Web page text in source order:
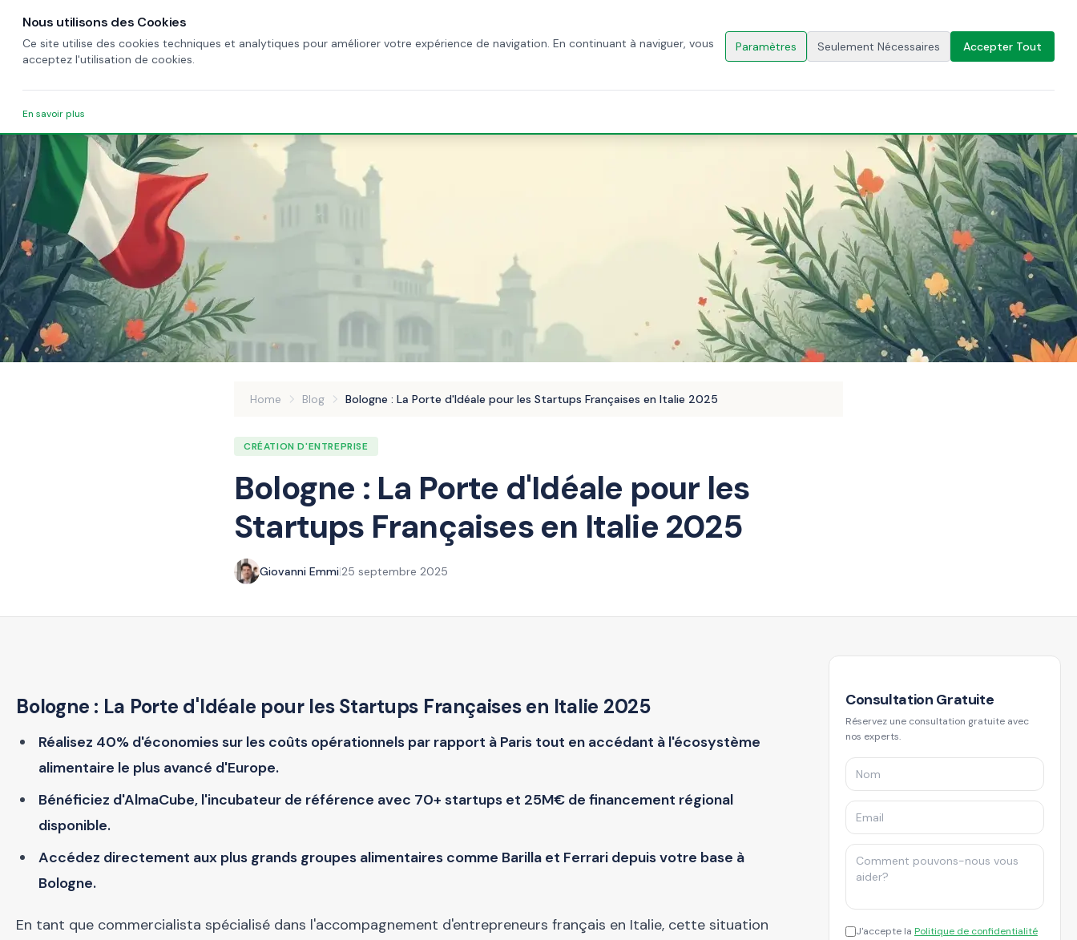
🇫🇷FR CONTACTEZ-NOUS
Home Blog Bologne : La Porte d'Idéale pour les Startups Françaises en Italie 2025
CRÉATION D'ENTREPRISE
Bologne : La Porte d'Idéale pour les
Startups Françaises en Italie 2025
Giovanni Emmi|25 septembre 2025
Bologne : La Porte d'Idéale pour les Startups Françaises en Italie 2025
Réalisez 40% d'économies sur les coûts opérationnels par rapport à Paris tout en accédant à l'écosystème
alimentaire le plus avancé d'Europe.
Bénéficiez d'AlmaCube, l'incubateur de référence avec 70+ startups et 25M€ de financement régional
disponible.
Accédez directement aux plus grands groupes alimentaires comme Barilla et Ferrari depuis votre base à
Bologne.
En tant que commercialista spécialisé dans l'accompagnement d'entrepreneurs français en Italie, cette situation
Consultation Gratuite
Réservez une consultation gratuite avec
nos experts.
J'accepte la Politique de confidentialité
Nous utilisons des Cookies
Ce site utilise des cookies techniques et analytiques pour améliorer votre expérience de navigation. En continuant à naviguer, vous
acceptez l'utilisation de cookies.
Paramètres Seulement Nécessaires Accepter Tout
En savoir plus